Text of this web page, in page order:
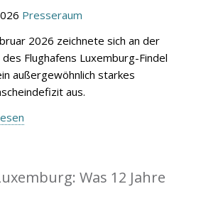
Presseraum
2026 zeichnete sich an der
Flughafens Luxemburg-Findel
außergewöhnlich starkes
aus.
Was 12 Jahre